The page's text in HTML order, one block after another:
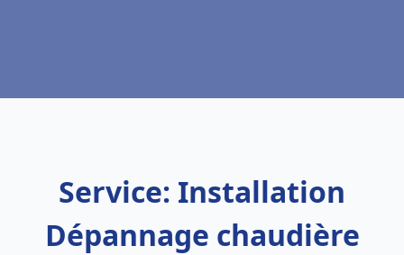
Service: Installation
Dépannage chaudière